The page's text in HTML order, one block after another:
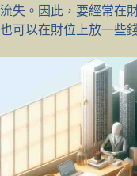
流失。因此，要經常在
也可以在財位上放一些